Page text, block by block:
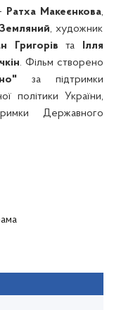
Ратха Макеєнкова,
, художник
Григорів та
Ілля
. Фільм створено
за підтримки
політики України,
Державного